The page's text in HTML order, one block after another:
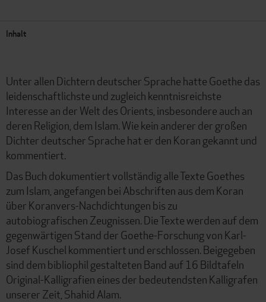
Inhalt
Unter allen Dichtern deutscher Sprache hatte Goethe das
leidenschaftlichste und zugleich kenntnisreichste
Interesse an der Welt des Orients, insbesondere auch an
deren Religion, dem Islam. Wie kein anderer der großen
Dichter deutscher Sprache hat er den Koran gekannt und
kommentiert.
Das Buch dokumentiert vollständig alle Texte Goethes
zum Islam, angefangen bei Abschriften aus dem Koran
über Koranvers-Nachdichtungen bis zu
autobiografischen Zeugnissen. Die Texte werden auf dem
gegenwärtigen Stand der Goethe-Forschung von Karl-
Josef Kuschel kommentiert und erschlossen. Beigegeben
sind dem bibliophil gestalteten Band auf 16 Bildtafeln
Original-Kalligrafien eines der bedeutendsten Kalligrafen
unserer Zeit, Shahid Alam.